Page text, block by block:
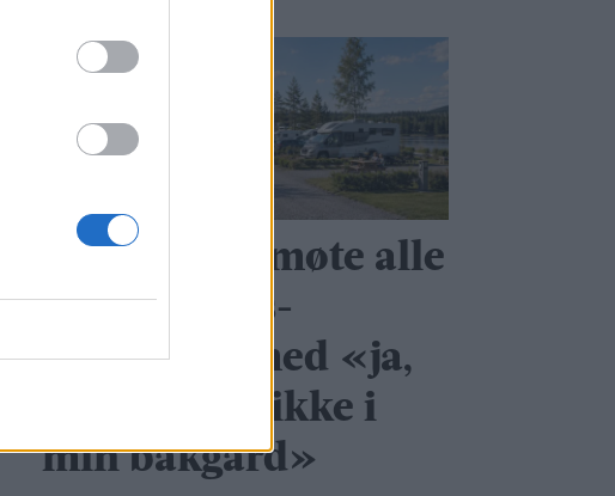
Vi kan ikke møte alle
nye nærings­
initiativer med «ja,
takk – bare ikke i
min bakgård»